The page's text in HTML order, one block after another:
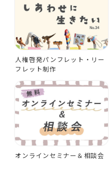
人権啓発パンフレット・リー
フレット制作
オンラインセミナー＆相談会